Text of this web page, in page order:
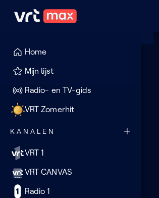
Naar hoofdinhoud
Home
Mijn lijst
Radio- en TV-gids
VRT Zomerhit
KANALEN
VRT 1
VRT CANVAS
Radio 1